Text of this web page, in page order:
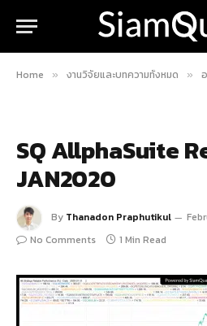
Home » งานวิจัยและบทความทั้งหมด »
SQ AllphaSuite
JAN2020
By Thanadon Praphutikul
No Comments
1 Min Read